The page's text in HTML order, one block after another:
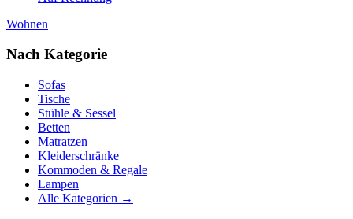
Wohnen
Nach Kategorie
Sofas
Tische
Stühle & Sessel
Betten
Matratzen
Kleiderschränke
Kommoden & Regale
Lampen
Alle Kategorien →